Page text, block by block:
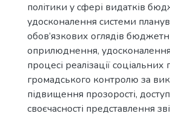
політики у сфері видатків
удосконалення системи
обов’язкових оглядів
оприлюднення, удосконалення
процесі реалізації
громадського контролю за
підвищення прозорості,
своєчасності представлення